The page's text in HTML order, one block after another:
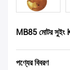
MB85 মোটর সুইং
পণ্যের বিবরণ